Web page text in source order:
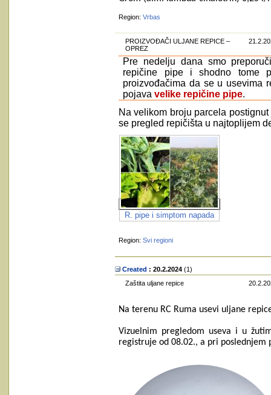
Region: Vrbas
PROIZVOĐAČI ULJANE REPICE –
OPREZ
Pre nedelju dana smo
repičine pipe i shodno tome
proizvođačima da se u usevima
pojavavelike repičine pipe.
Na velikom broju parcela
se pregled repičišta u najtoplijem
R. pipe i simptom napada
Region: Svi regioni
Created : 20.2.2024 ‎(1)
Zaštita uljane repice
Na terenu RC Ruma usevi uljane
Vizuelnim pregledom useva i u
registruje od 08.02., a pri poslednjem